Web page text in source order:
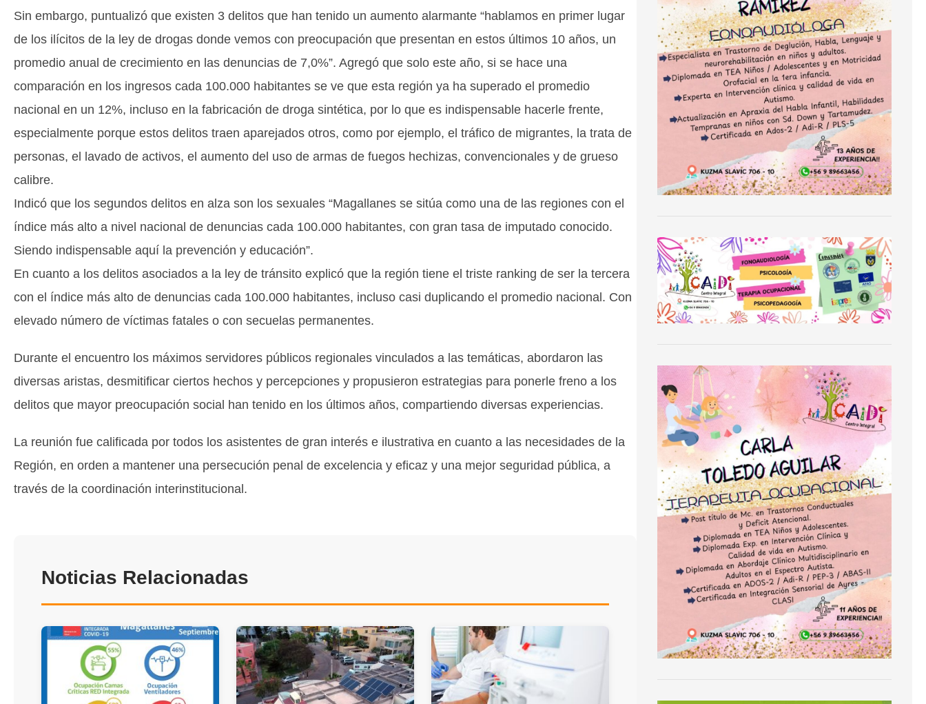
Sin embargo, puntualizó que existen 3 delitos que han tenido un aumento alarmante “hablamos en primer lugar
de los ilícitos de la ley de drogas donde vemos con preocupación que presentan en estos últimos 10 años, un
promedio anual de crecimiento en las denuncias de 7,0%”. Agregó que solo este año, si se hace una
comparación en los ingresos cada 100.000 habitantes se ve que esta región ya ha superado el promedio
nacional en un 12%, incluso en la fabricación de droga sintética, por lo que es indispensable hacerle frente,
especialmente porque estos delitos traen aparejados otros, como por ejemplo, el tráfico de migrantes, la trata de
personas, el lavado de activos, el aumento del uso de armas de fuegos hechizas, convencionales y de grueso
calibre.
Indicó que los segundos delitos en alza son los sexuales “Magallanes se sitúa como una de las regiones con el
índice más alto a nivel nacional de denuncias cada 100.000 habitantes, con gran tasa de imputado conocido.
Siendo indispensable aquí la prevención y educación”.
En cuanto a los delitos asociados a la ley de tránsito explicó que la región tiene el triste ranking de ser la tercera
con el índice más alto de denuncias cada 100.000 habitantes, incluso casi duplicando el promedio nacional. Con
elevado número de víctimas fatales o con secuelas permanentes.
Durante el encuentro los máximos servidores públicos regionales vinculados a las temáticas, abordaron las
diversas aristas, desmitificar ciertos hechos y percepciones y propusieron estrategias para ponerle freno a los
delitos que mayor preocupación social han tenido en los últimos años, compartiendo diversas experiencias.
La reunión fue calificada por todos los asistentes de gran interés e ilustrativa en cuanto a las necesidades de la
Región, en orden a mantener una persecución penal de excelencia y eficaz y una mejor seguridad pública, a
través de la coordinación interinstitucional.
Noticias Relacionadas